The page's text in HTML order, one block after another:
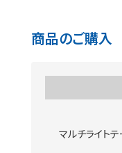
商品のご購入
マルチライト